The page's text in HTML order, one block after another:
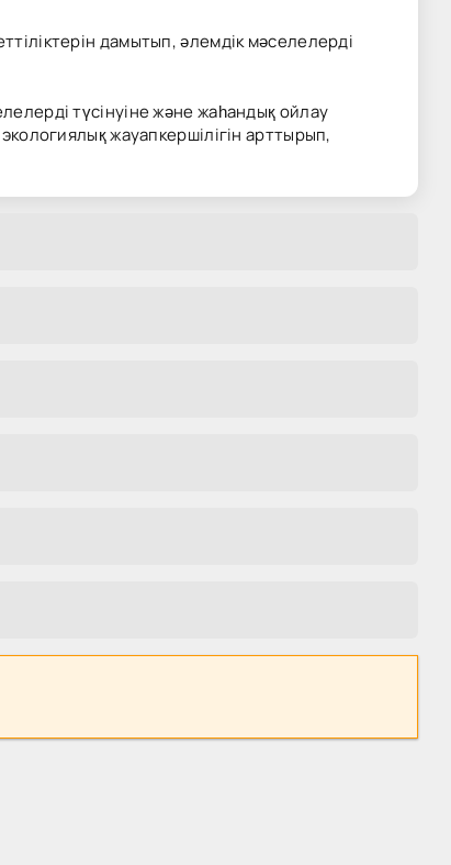
дамытып, әлемдік мәселелерді
түсінуіне және жаһандық ойлау
жауапкершілігін арттырып,